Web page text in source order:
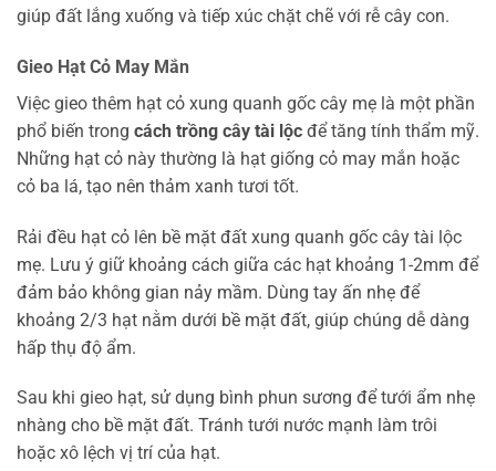
giúp đất lắng xuống và tiếp xúc chặt chẽ với rễ cây con.
Gieo Hạt Cỏ May Mắn
Việc gieo thêm hạt cỏ xung quanh gốc cây mẹ là một phần
phổ biến trong cách trồng cây tài lộc để tăng tính thẩm mỹ.
Những hạt cỏ này thường là hạt giống cỏ may mắn hoặc
cỏ ba lá, tạo nên thảm xanh tươi tốt.
Rải đều hạt cỏ lên bề mặt đất xung quanh gốc cây tài lộc
mẹ. Lưu ý giữ khoảng cách giữa các hạt khoảng 1-2mm để
đảm bảo không gian nảy mầm. Dùng tay ấn nhẹ để
khoảng 2/3 hạt nằm dưới bề mặt đất, giúp chúng dễ dàng
hấp thụ độ ẩm.
Sau khi gieo hạt, sử dụng bình phun sương để tưới ẩm nhẹ
nhàng cho bề mặt đất. Tránh tưới nước mạnh làm trôi
hoặc xô lệch vị trí của hạt.